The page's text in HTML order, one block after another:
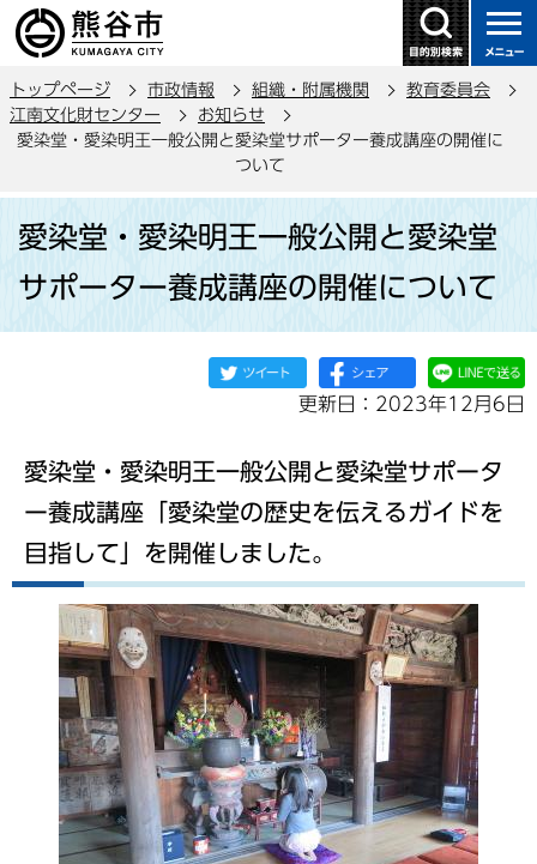
の
ー
先
トップページ 市政情報 組織・附属機関
教育委員会
江南文化財センター
お知らせ
愛染堂・愛染明王一般公開と愛染堂サポーター養成講座の開催に
ついて
か
愛染堂・愛染明王一般公開と愛染堂
サポーター養成講座の開催について
更新日：2023年12月6日
愛染堂・愛染明王一般公開と愛染堂サポータ
ー養成講座「愛染堂の歴史を伝えるガイドを
目指して」を開催しました。